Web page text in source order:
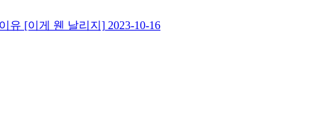
유 [이게 웬 날리지] 2023-10-16